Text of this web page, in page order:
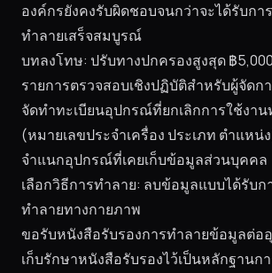
องค์กรยังคงรับผิดชอบจนกว่าจะได้รับกา
ทำลายเสร็จสมบูรณ์
บทลงโทษ: ปรับทางปกครองสูงสุด ฿
รายการตรวจสอบเชิงปฏิบัติสำหรับผู้จัดก
จัดทำทะเบียนอุปกรณ์ที่ยกเลิกการใช้งา
(หมายเลขประจำเครื่อง ประเภท ตำแหน่
จำแนกอุปกรณ์ที่เคยเก็บข้อมูลส่วนบุคคล
เลือกวิธีการทำลาย: ลบข้อมูลแบบได้รับก
ทำลายทางกายภาพ
ขอรับหนังสือรับรองการทำลายข้อมูลต่
เก็บรักษาหนังสือรับรองไว้เป็นหลักฐาน